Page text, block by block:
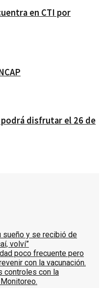
en CTI por
podrá disfrutar el 26 de
sueño y se recibió de
volví”
poco frecuente pero
con la vacunación.
controles con la